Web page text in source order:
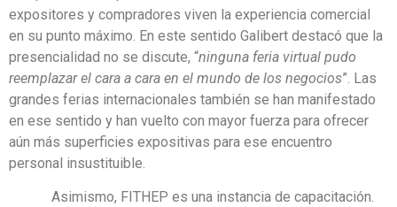
expositores y compradores viven la experiencia comercial
en su punto máximo. En este sentido Galibert destacó que la
presencialidad no se discute, “ninguna feria virtual pudo
reemplazar el cara a cara en el mundo de los negocios”. Las
grandes ferias internacionales también se han manifestado
en ese sentido y han vuelto con mayor fuerza para ofrecer
aún más superficies expositivas para ese encuentro
personal insustituible.
Asimismo, FITHEP es una instancia de capacitación.